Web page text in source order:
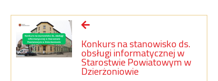
Konkurs na stanowisko ds.
obsługi informatycznej w
Starostwie Powiatowym w
Dzierżoniowie